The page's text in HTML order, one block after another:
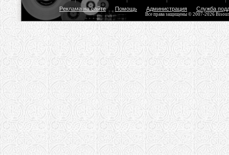
Реклама на сайте Помощь Администрация Служба
Все права защищены © 2007-2026